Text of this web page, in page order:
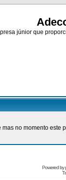
júnior que
mas no momento este
Powered by